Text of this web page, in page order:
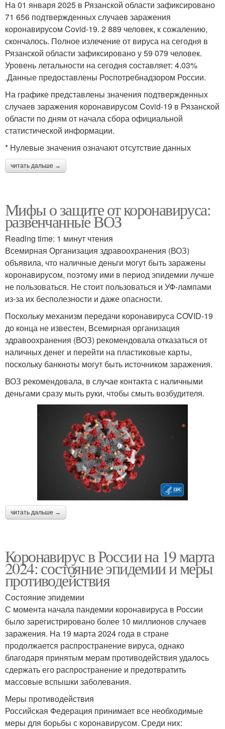
На 01 января 2025 в Рязанской области зафиксировано
71 656 подтвержденных случаев заражения
коронавирусом Covid-19. 2 889 человек, к сожалению,
скончалось. Полное излечение от вируса на сегодня в
Рязанской области зафиксировано у 59 079 человек.
Уровень летальности на сегодня составляет: 4.03%
.Данные предоставлены Роспотребнадзором России.
На графике представлены значения подтвержденных
случаев заражения коронавирусом Covid-19 в Рязанской
области по дням от начала сбора официальной
статистической информации.
* Нулевые значения означают отсутствие данных
читать дальше →
Мифы о защите от коронавируса:
развенчанные ВОЗ
Reading time: 1 минут чтения
Всемирная Организация здравоохранения (ВОЗ)
объявила, что наличные деньги могут быть заражены
коронавирусом, поэтому ими в период эпидемии лучше
не пользоваться. Не стоит пользоваться и УФ-лампами
из-за их бесполезности и даже опасности.
Поскольку механизм передачи коронавируса COVID-19
до конца не известен, Всемирная организация
здравоохранения (ВОЗ) рекомендовала отказаться от
наличных денег и перейти на пластиковые карты,
поскольку банкноты могут быть источником заражения.
ВОЗ рекомендовала, в случае контакта с наличными
деньгами сразу мыть руки, чтобы смыть возбудителя.
читать дальше →
Коронавирус в России на 19 марта
2024: состояние эпидемии и меры
противодействия
Состояние эпидемии
С момента начала пандемии коронавируса в России
было зарегистрировано более 10 миллионов случаев
заражения. На 19 марта 2024 года в стране
продолжается распространение вируса, однако
благодаря принятым мерам противодействия удалось
сдержать его распространение и предотвратить
массовые вспышки заболевания.
Меры противодействия
Российская Федерация принимает все необходимые
меры для борьбы с коронавирусом. Среди них: